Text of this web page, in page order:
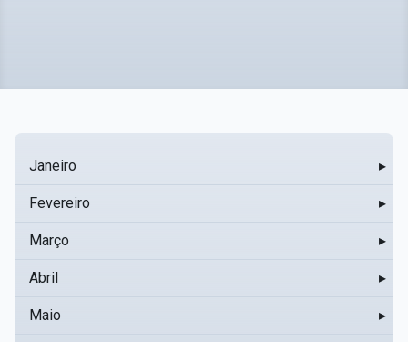
Janeiro ▸
Fevereiro ▸
Março ▸
Abril ▸
Maio ▸